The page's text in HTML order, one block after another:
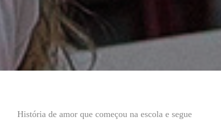
História de amor que começou na escola e segue